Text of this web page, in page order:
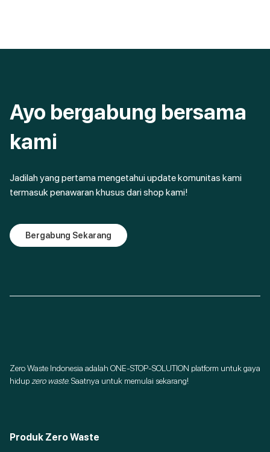
Ayo bergabung bersama
kami
Jadilah yang pertama mengetahui update komunitas kami
termasuk penawaran khusus dari shop kami!
Bergabung Sekarang
Zero Waste Indonesia adalah ONE-STOP-SOLUTION platform untuk gaya
hidup zero waste. Saatnya untuk memulai sekarang!
Produk Zero Waste